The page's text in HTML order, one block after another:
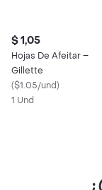
$ 1,05
Hojas De Afeitar –
Gillette
($1.05/und)
1 Und